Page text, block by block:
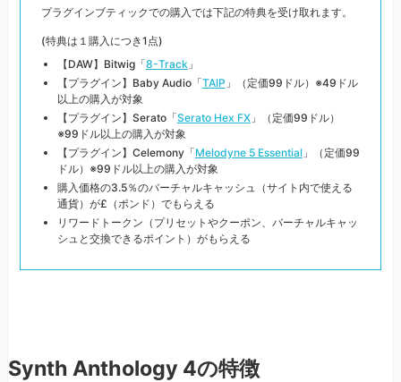
プラグインブティックでの購入では下記の特典を受け取れます。
(特典は１購入につき1点)
【DAW】Bitwig「8-Track」
【プラグイン】Baby Audio「TAIP 」（定価99ドル）※49ドル
以上の購入が対象
【プラグイン】Serato「Serato Hex FX」（定価99ドル）
※99ドル以上の購入が対象
【プラグイン】Celemony「Melodyne 5 Essential」（定価99
ドル）※99ドル以上の購入が対象
購入価格の3.5％のバーチャルキャッシュ（サイト内で使える
通貨）が£（ポンド）でもらえる
リワードトークン（プリセットやクーポン、バーチャルキャッ
シュと交換できるポイント）がもらえる
Synth Anthology 4の特徴